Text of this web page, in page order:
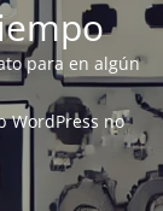
para en algún
WordPress no